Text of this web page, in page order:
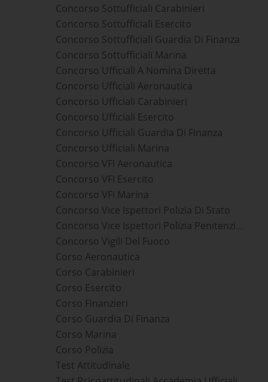
Concorso Sottufficiali Carabinieri
Concorso Sottufficiali Esercito
Concorso Sottufficiali Guardia Di Finanza
Concorso Sottufficiali Marina
Concorso Ufficiali A Nomina Diretta
Concorso Ufficiali Aeronautica
Concorso Ufficiali Carabinieri
Concorso Ufficiali Esercito
Concorso Ufficiali Guardia Di Finanza
Concorso Ufficiali Marina
Concorso VFI Aeronautica
Concorso VFI Esercito
Concorso VFI Marina
Concorso Vice Ispettori Polizia Di Stato
Concorso Vice Ispettori Polizia Penitenziaria
Concorso Vigili Del Fuoco
Corso Aeronautica
Corso Carabinieri
Corso Esercito
Corso Finanzieri
Corso Guardia Di Finanza
Corso Marina
Corso Polizia
Test Attitudinale